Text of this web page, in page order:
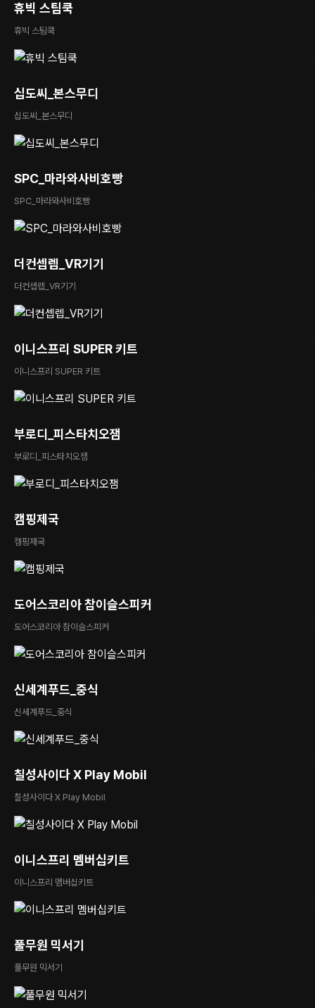
휴빅 스팀쿡
휴빅 스팀쿡
십도씨_본스무디
십도씨_본스무디
SPC_마라와사비호빵
SPC_마라와사비호빵
더컨셉렙_VR기기
더컨셉렙_VR기기
이니스프리 SUPER 키트
이니스프리 SUPER 키트
부로디_피스타치오잼
부로디_피스타치오잼
캠핑제국
캠핑제국
도어스코리아 참이슬스피커
도어스코리아 참이슬스피커
신세계푸드_중식
신세계푸드_중식
칠성사이다 X Play Mobil
칠성사이다 X Play Mobil
이니스프리 멤버십키트
이니스프리 멤버십키트
풀무원 믹서기
풀무원 믹서기